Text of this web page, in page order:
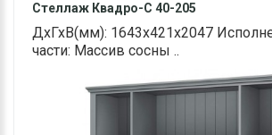
Стеллаж Квадро-С 40-205
ДхГхВ(мм): 1643х421х2047
части: Массив сосны ..